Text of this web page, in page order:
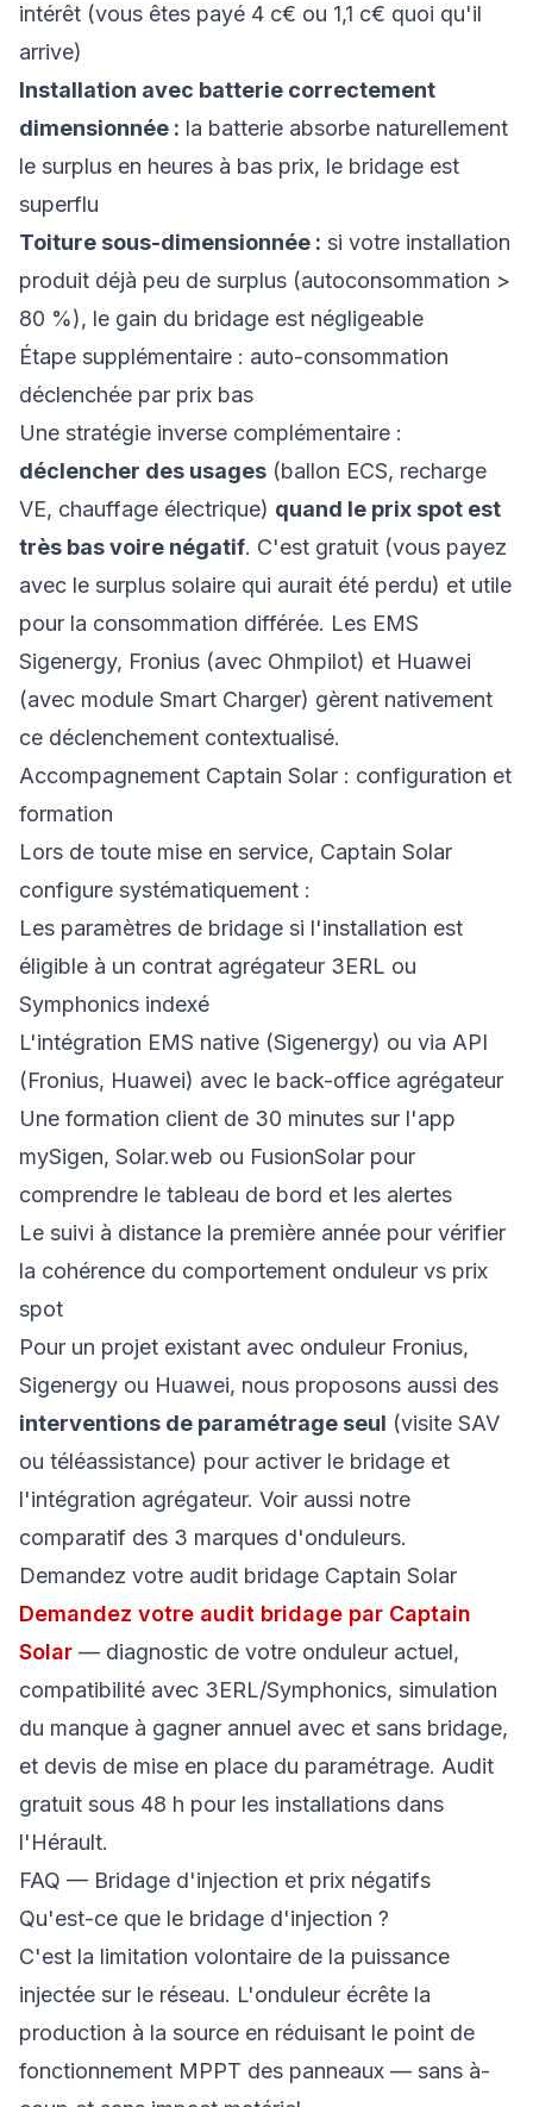
intérêt (vous êtes payé 4 c€ ou 1,1 c€ quoi qu'il
arrive)
Installation avec batterie correctement
dimensionnée : la batterie absorbe naturellement
le surplus en heures à bas prix, le bridage est
superflu
Toiture sous-dimensionnée : si votre installation
produit déjà peu de surplus (autoconsommation >
80 %), le gain du bridage est négligeable
Étape supplémentaire : auto-consommation
déclenchée par prix bas
Une stratégie inverse complémentaire :
déclencher des usages (ballon ECS, recharge
VE, chauffage électrique) quand le prix spot est
très bas voire négatif. C'est gratuit (vous payez
avec le surplus solaire qui aurait été perdu) et utile
pour la consommation différée. Les EMS
Sigenergy, Fronius (avec Ohmpilot) et Huawei
(avec module Smart Charger) gèrent nativement
ce déclenchement contextualisé.
Accompagnement Captain Solar : configuration et
formation
Lors de toute mise en service, Captain Solar
configure systématiquement :
Les paramètres de bridage si l'installation est
éligible à un contrat agrégateur 3ERL ou
Symphonics indexé
L'intégration EMS native (Sigenergy) ou via API
(Fronius, Huawei) avec le back-office agrégateur
Une formation client de 30 minutes sur l'app
mySigen, Solar.web ou FusionSolar pour
comprendre le tableau de bord et les alertes
Le suivi à distance la première année pour vérifier
la cohérence du comportement onduleur vs prix
spot
Pour un projet existant avec onduleur Fronius,
Sigenergy ou Huawei, nous proposons aussi des
interventions de paramétrage seul (visite SAV
ou téléassistance) pour activer le bridage et
l'intégration agrégateur. Voir aussi notre
comparatif des 3 marques d'onduleurs.
Demandez votre audit bridage Captain Solar
Demandez votre audit bridage par Captain
Solar — diagnostic de votre onduleur actuel,
compatibilité avec 3ERL/Symphonics, simulation
du manque à gagner annuel avec et sans bridage,
et devis de mise en place du paramétrage. Audit
gratuit sous 48 h pour les installations dans
l'Hérault.
FAQ — Bridage d'injection et prix négatifs
Qu'est-ce que le bridage d'injection ?
C'est la limitation volontaire de la puissance
injectée sur le réseau. L'onduleur écrête la
production à la source en réduisant le point de
fonctionnement MPPT des panneaux — sans à-